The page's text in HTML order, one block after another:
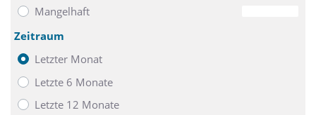
Mangelhaft
Zeitraum
Letzter Monat
Letzte 6 Monate
Letzte 12 Monate